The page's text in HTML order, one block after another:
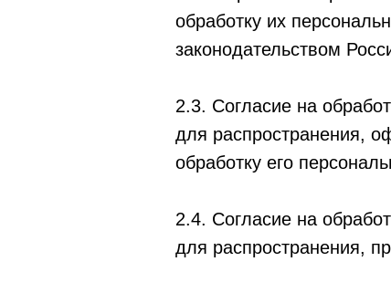
обработку их
законодательством
2.3. Согласие на
для распространения,
обработку его
2.4. Согласие на
для распространения,